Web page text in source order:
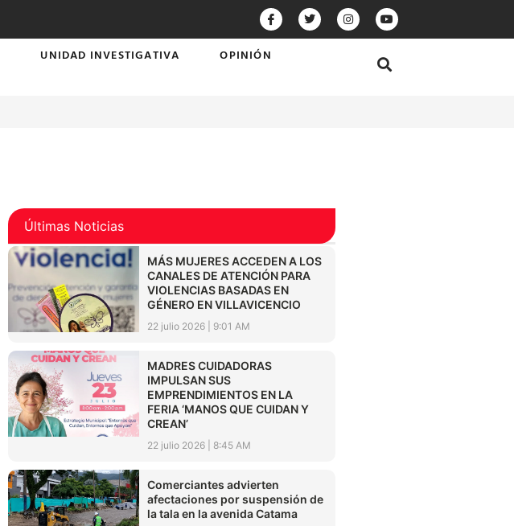
UNIDAD INVESTIGATIVA OPINIÓN
Últimas Noticias
MÁS MUJERES ACCEDEN A LOS
CANALES DE ATENCIÓN PARA
VIOLENCIAS BASADAS EN
GÉNERO EN VILLAVICENCIO
22 julio 2026 9:01 AM
MADRES CUIDADORAS
IMPULSAN SUS
EMPRENDIMIENTOS EN LA
FERIA ‘MANOS QUE CUIDAN Y
CREAN’
22 julio 2026 8:45 AM
Comerciantes advierten
afectaciones por suspensión de
la tala en la avenida Catama